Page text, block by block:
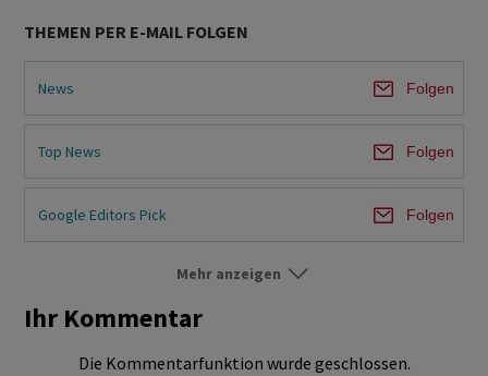
THEMEN PER E-MAIL FOLGEN
News Folgen
Top News Folgen
Google Editors Pick Folgen
Mehr anzeigen
Ihr Kommentar
Die Kommentarfunktion wurde geschlossen.